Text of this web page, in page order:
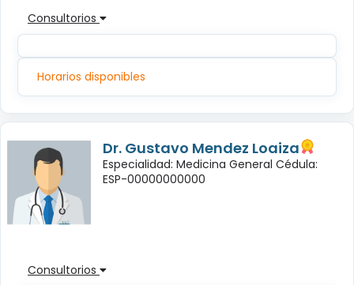
Consultorios
Horarios disponibles
Dr. Gustavo Mendez Loaiza
Especialidad: Medicina General Cédula:
ESP-00000000000
Consultorios